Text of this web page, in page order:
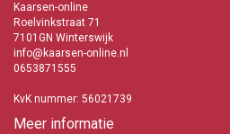
Kaarsen-online
Roelvinkstraat 71
7101GN Winterswijk
info@kaarsen-online.nl
0653871555
KvK nummer: 56021739
Meer informatie